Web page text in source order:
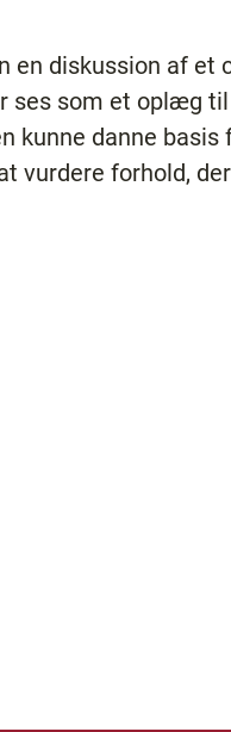
en diskussion af et
ses som et oplæg
kunne danne basis
vurdere forhold,